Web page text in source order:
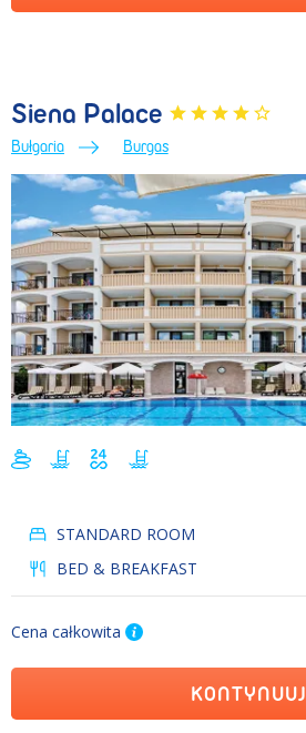
Siena Palace
Bułgaria Burgas
STANDARD ROOM
BED & BREAKFAST
Cena całkowita
KONTYNUUJ